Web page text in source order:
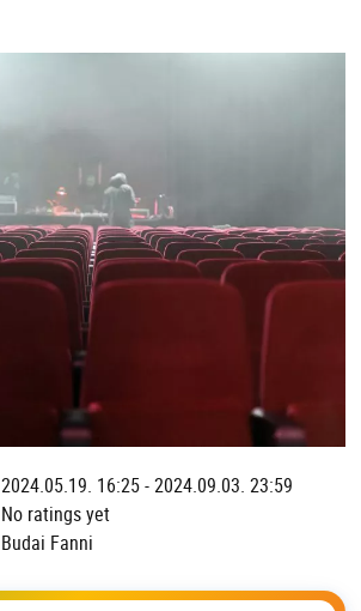
2024.05.19. 16:25 - 2024.09.03. 23:59
No ratings yet
Budai Fanni